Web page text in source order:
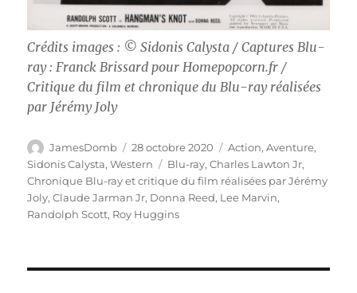
Crédits images : © Sidonis Calysta / Captures Blu-
ray : Franck Brissard pour Homepopcorn.fr /
Critique du film et chronique du Blu-ray réalisées
par Jérémy Joly
Auteur
JamesDomb
Publié
le
28 octobre 2020 Catégories
Action,Aventure,
Sidonis Calysta,Western Étiquettes
Blu-ray,Charles Lawton Jr,
Chronique Blu-ray et critique du film réalisées par Jérémy
Joly,Claude Jarman Jr, Donna Reed, Lee Marvin,
Randolph Scott, Roy Huggins